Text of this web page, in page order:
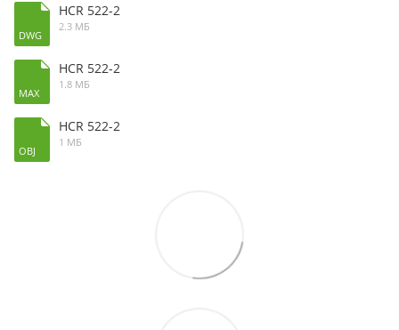
DWG
HCR 522-2
2.3 МБ
MAX
HCR 522-2
1.8 МБ
OBJ
HCR 522-2
1 МБ